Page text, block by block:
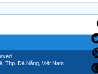
Thp. Đà Nẵng, Việt Nam.